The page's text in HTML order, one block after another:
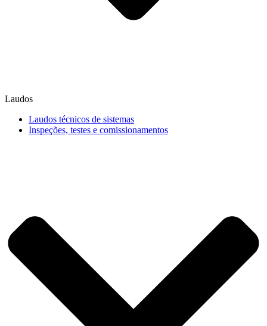
Laudos
Laudos técnicos de sistemas
Inspeções, testes e comissionamentos